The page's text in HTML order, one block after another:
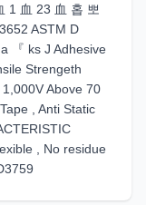
1 血 23 血 홉 뽀
ASTM D
『 ks J Adhesive
Strengeth
Above 70
, Anti Static
, No residue